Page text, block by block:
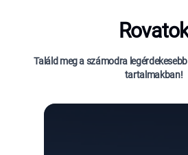
Találd meg a számodra
tartalmakban!